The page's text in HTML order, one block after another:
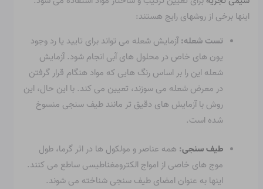
اینها برخی از روشهای رایج هستند:
تست شعله:آزمایش شعله می تواند برای تایید یا رد وجود
یون های خاص در محلول های آبی انجام شود. آزمایش
شعله این را بر اساس رنگ هایی که مواد هنگام قرار گرفتن
در معرض شعله می سوزند، تعیین می کند. با این حال، این
روش با آزمایش های دقیق تر مانند طیف سنجی منسوخ
شده است.
طیف سنجی: همه عناصر و مولکول ها در اثر گرما، طول
موج های خاصی از امواج الکترومغناطیسی ساطع می کنند.
اینها به عنوان امضای طیف سنجی شناخته می شوند.